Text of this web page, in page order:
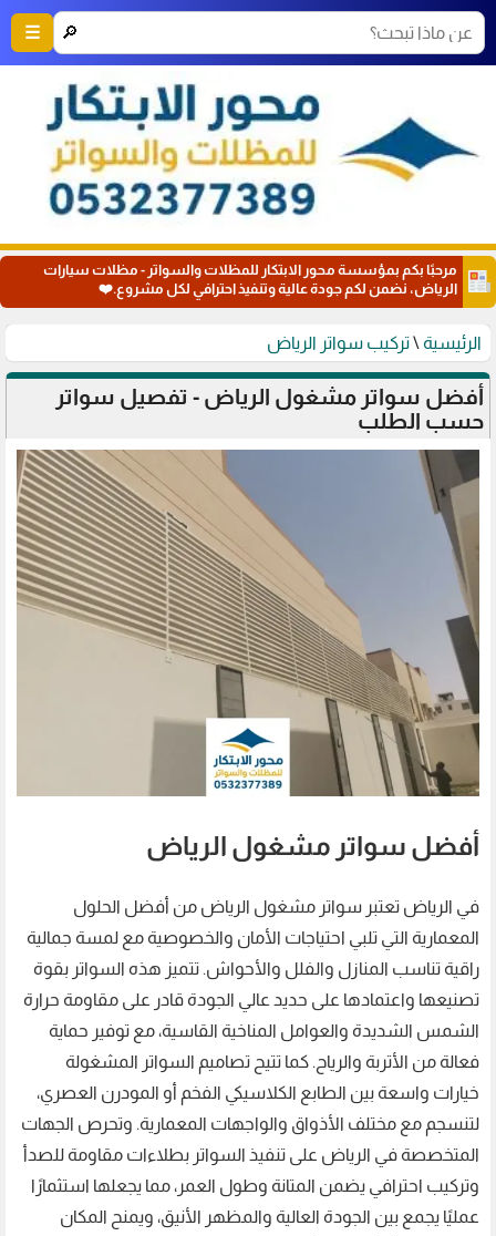
🔎
☰
مرحبًا بكم بمؤسسة محور الابتكار للمظلات والسواتر - مظلات سيارات
الرياض، نضمن لكم جودة عالية وتنفيذ احترافي لكل مشروع.❤️
الرئيسية \تركيب سواتر الرياض
أفضل سواتر مشغول الرياض - تفصيل سواتر
حسب الطلب
أفضل سواتر مشغول الرياض
في الرياض تعتبر سواتر مشغول الرياض من أفضل الحلول
المعمارية التي تلبي احتياجات الأمان والخصوصية مع لمسة جمالية
راقية تناسب المنازل والفلل والأحواش. تتميز هذه السواتر بقوة
تصنيعها واعتمادها على حديد عالي الجودة قادر على مقاومة حرارة
الشمس الشديدة والعوامل المناخية القاسية، مع توفير حماية
فعالة من الأتربة والرياح. كما تتيح تصاميم السواتر المشغولة
خيارات واسعة بين الطابع الكلاسيكي الفخم أو المودرن العصري،
لتنسجم مع مختلف الأذواق والواجهات المعمارية. وتحرص الجهات
المتخصصة في الرياض على تنفيذ السواتر بطلاءات مقاومة للصدأ
وتركيب احترافي يضمن المتانة وطول العمر، مما يجعلها استثمارًا
عمليًا يجمع بين الجودة العالية والمظهر الأنيق، ويمنح المكان